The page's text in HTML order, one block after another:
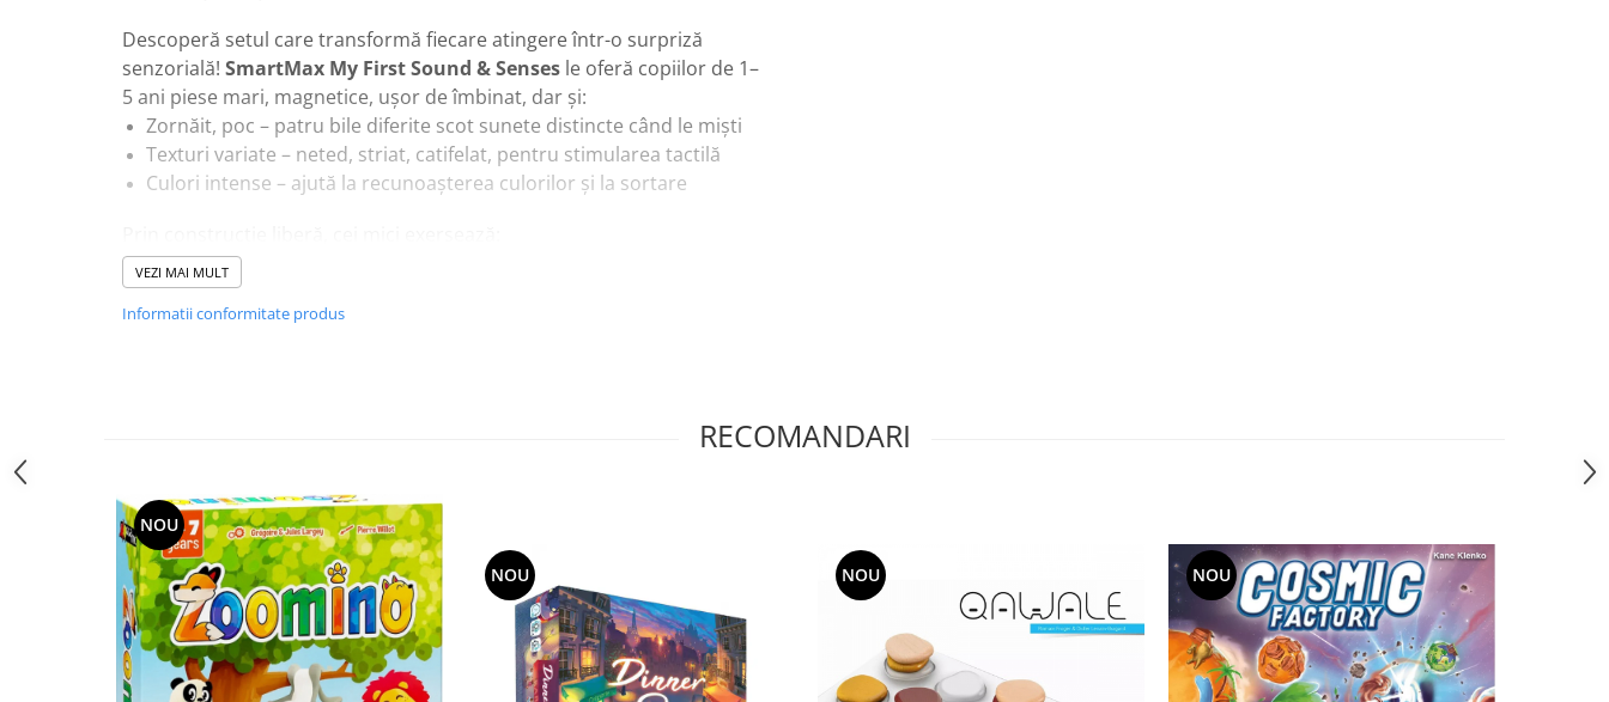
Descoperă setul care transformă fiecare atingere într-o surpriză
senzorială! SmartMax My First Sound & Senses le oferă copiilor de 1–
5 ani piese mari, magnetice, ușor de îmbinat, dar și:
Zornăit, poc – patru bile diferite scot sunete distincte când le miști
Texturi variate – neted, striat, catifelat, pentru stimularea tactilă
Culori intense – ajută la recunoașterea culorilor și la sortare
Coordonarea mână–ochi
Gândirea logică și spațială
Discriminarea auditivă – fiecare bilă „vorbește” altfel
Explorarea sunetelor – clopoței, zornăit, clicuri jucăușe
Texturi variate – moi, dure, striate sau netede, perfecte pentru micii
exploratori
Culori vibrante – pentru recunoașterea și asocierea vizuală
Dezvoltare timpurie – coordonare mână–ochi, simț tactil, auz, logică
și imaginație
VEZI MAI MULT
Informatii conformitate produs
RECOMANDARI
NOU
NOU NOU NOU